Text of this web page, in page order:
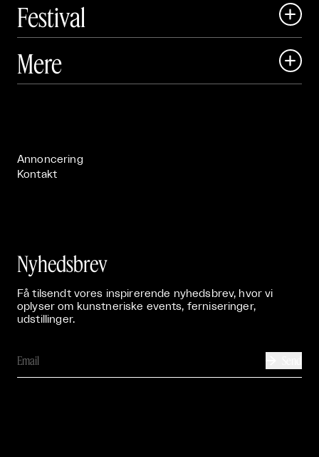
Festival

 Art Matter Festival
Mere 
Annoncering
Kontakt
Nyhedsbrev
Få tilsendt vores inspirerende nyhedsbrev, hvor vi
oplyser om kunstneriske events, ferniseringer,
udstillinger.